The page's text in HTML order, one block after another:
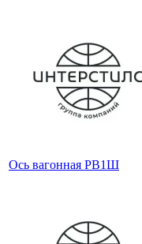
Ось вагонная РВ1Ш